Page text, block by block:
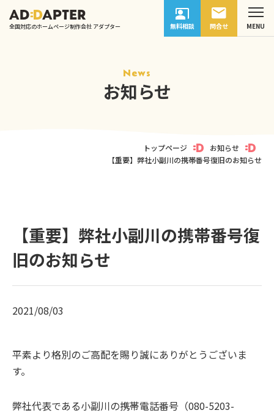
全国対応のホームページ制作会社 アダプター 無料相談 問合せ
News
お知らせ
トップページ
お知らせ
【重要】弊社小副川の携帯番号復旧のお知らせ
【重要】弊社小副川の携帯番号復
旧のお知らせ
2021/08/03
平素より格別のご高配を賜り誠にありがとうございま
す。
弊社代表である小副川の携帯電話番号（080-5203-